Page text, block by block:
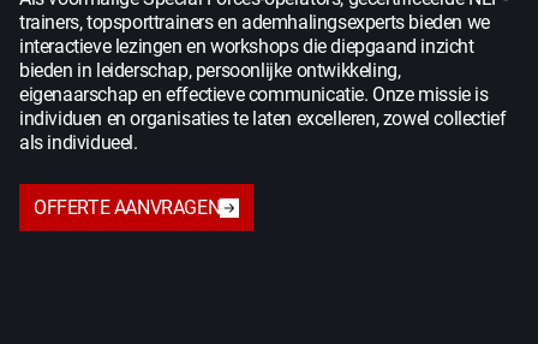
trainers, topsporttrainers en ademhalingsexperts bieden we
interactieve lezingen en workshops die diepgaand inzicht
bieden in leiderschap, persoonlijke ontwikkeling,
eigenaarschap en effectieve communicatie. Onze missie is
individuen en organisaties te laten excelleren, zowel collectief
als individueel.
OFFERTE AANVRAGEN